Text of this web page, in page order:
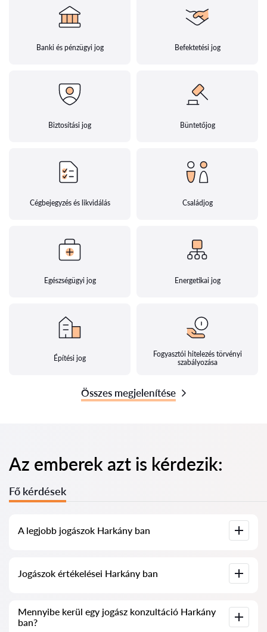
Banki és pénzügyi jog Befektetési jog
Biztosítási jog Büntetőjog
Cégbejegyzés és likvidálás Családjog
Egészségügyi jog Energetikai jog
Építési jog
Fogyasztói hitelezés törvényi
szabályozása
Összes megjelenítése
Az emberek azt is kérdezik:
Fő kérdések
A legjobb jogászok Harkány ban
teljes információval. Árak, értékelések, telefonszám és cím.
Jogászok értékelései Harkány ban
jogászokról, nem töröljük a negatív véleményeket, és nincs
lehetőség manipulálni azokat.
Mennyibe kerül egy jogász konzultáció Harkány
ban?